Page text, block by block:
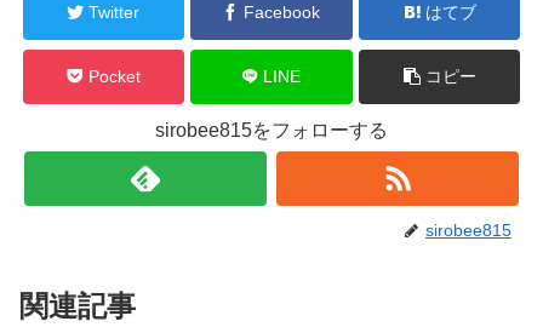
Twitter Facebook はてブ
Pocket LINE コピー
sirobee815をフォローする
sirobee815
関連記事